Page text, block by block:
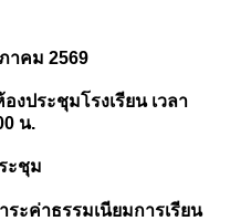
าคม 2569
ประชุมโรงเรียน เวลา
น.
ะชุม
ะค่าธรรมเนียมการเรียน